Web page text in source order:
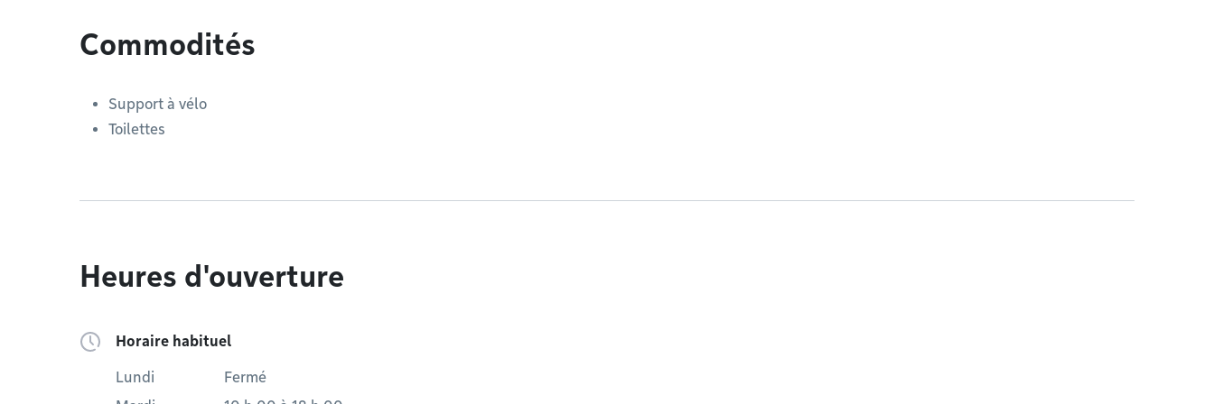
Commodités
Support à vélo
Toilettes
Heures d'ouverture
Horaire habituel
Lundi
Fermé